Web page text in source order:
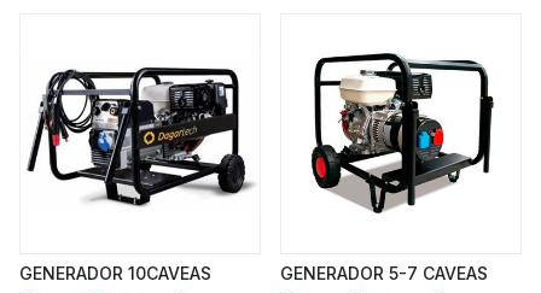
GENERADOR 10CAVEAS GENERADOR 5-7 CAVEAS